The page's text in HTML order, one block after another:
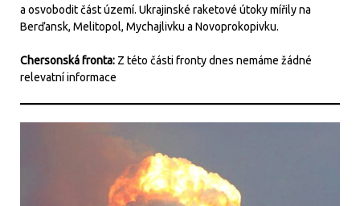
a osvobodit část území. Ukrajinské raketové útoky mířily na
Berďansk, Melitopol, Mychajlivku a Novoprokopivku.
Chersonská fronta: Z této části fronty dnes nemáme žádné
relevatní informace